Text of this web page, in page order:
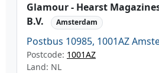
Glamour - Hearst
B.V.
Amsterdam
Postbus 10985, 1001AZ
Postcode: 1001AZ
Land: NL